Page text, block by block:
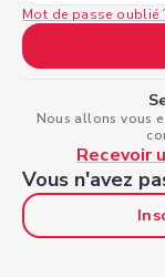
Mot de passe oublié
Nous allons vous
Recevoir
Vous n'avez